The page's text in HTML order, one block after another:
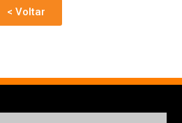
< Voltar